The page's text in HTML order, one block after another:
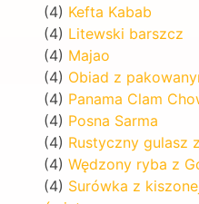
(4) Kefta Kabab
(4) Litewski barszcz
(4) Majao
(4) Obiad z
(4) Panama Clam
(4) Posna Sarma
(4) Rustyczny gulasz
(4) Wędzony ryba z
(4) Surówka z